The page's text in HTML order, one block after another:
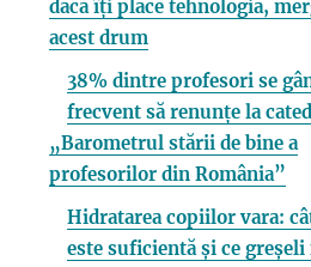
dacă îți place tehnologia,
acest drum
38% dintre profesori se
frecvent să renunțe la
„Barometrul stării de bine a
profesorilor din România”
Hidratarea copiilor vara:
este suficientă și ce greșeli